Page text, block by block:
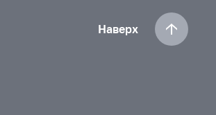
Наверх